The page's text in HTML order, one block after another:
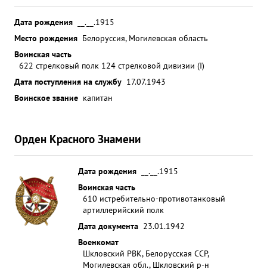
Дата рождения
__.__.1915
Место рождения Белоруссия, Могилевская область
Воинская часть
622 стрелковый полк 124 стрелковой дивизии (I)
Дата поступления на службу 17.07.1943
Воинское звание капитан
Орден Красного Знамени
Дата рождения
__.__.1915
Воинская часть
610 истребительно-противотанковый
артиллерийский полк
Дата документа 23.01.1942
Военкомат
Шкловский РВК, Белорусская ССР,
Могилевская обл., Шкловский р-н